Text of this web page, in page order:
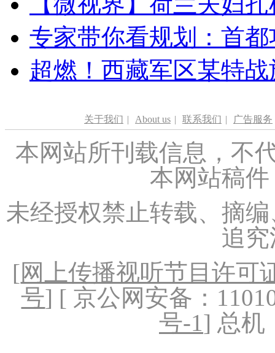
专家带你看规划：首
超燃！西藏军区某特
关于我们 | About us | 联系我们 | 广告服务
本网站所刊载信息，不
本网站稿
未经授权禁止转载、摘
追
[网上传播视听节目许可
号] [ 京公网安备：
号-1] 总机